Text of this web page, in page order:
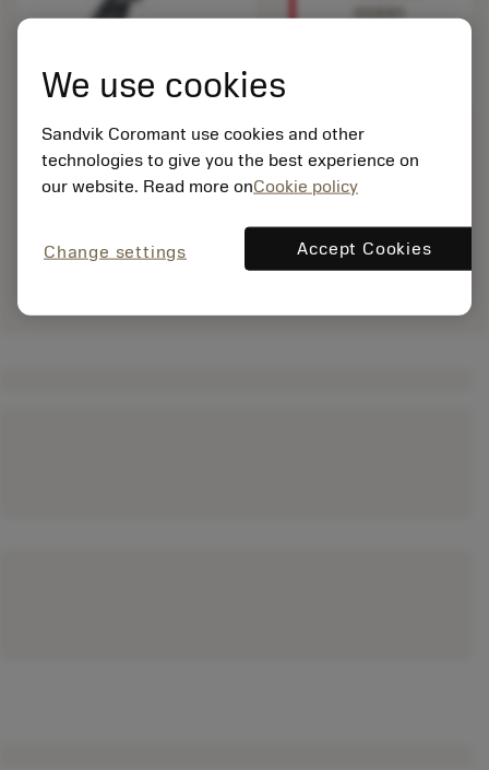
sisään
We use cookies
Sandvik Coromant use cookies and other
technologies to give you the best experience on
our website. Read more onCookie policy
Change settings Accept Cookies